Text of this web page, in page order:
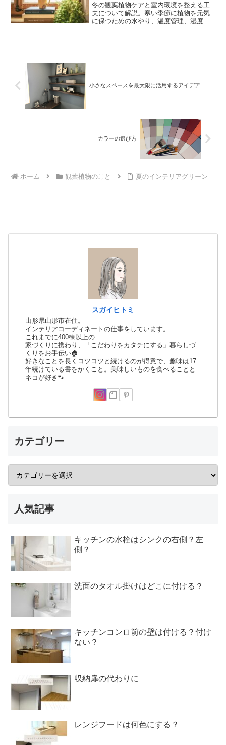
冬の観葉植物ケアと室内環境を整える工
夫について解説。寒い季節に植物を元気
に保つための水やり、温度管理、湿度調
小さなスペースを最大限に活用するアイデア
カラーの選び方
ホーム 観葉植物のこと 夏のインテリアグリーン
スガイヒトミ
山形県山形市在住。
インテリアコーディネートの仕事をしています。
これまでに400棟以上の
家づくりに携わり、「こだわりをカタチにする」暮らしづ
くりをお手伝い🏠
好きなことを長くコツコツと続けるのが得意で、趣味は17
年続けている書をかくこと。美味しいものを食べることと
ネコが好き🐾
カテゴリー
人気記事
キッチンの水栓はシンクの右側？左
側？
洗面のタオル掛けはどこに付ける？
キッチンコンロ前の壁は付ける？付け
ない？
収納扉の代わりに
レンジフードは何色にする？